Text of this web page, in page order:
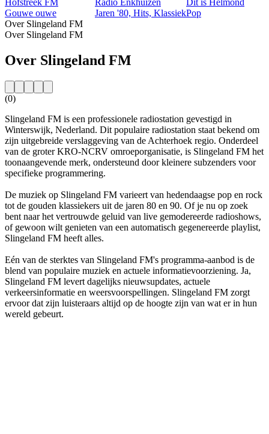
Gouwe ouwe
Jaren '80, Hits, KlassiekPop
Over Slingeland FM
Over Slingeland FM
Over Slingeland FM
(0)
Slingeland FM is een professionele radiostation gevestigd in
Winterswijk, Nederland. Dit populaire radiostation staat bekend om
zijn uitgebreide verslaggeving van de Achterhoek regio. Onderdeel
van de groter KRO-NCRV omroeporganisatie, is Slingeland FM het
toonaangevende merk, ondersteund door kleinere subzenders voor
specifieke programmering.
De muziek op Slingeland FM varieert van hedendaagse pop en rock
tot de gouden klassiekers uit de jaren 80 en 90. Of je nu op zoek
bent naar het vertrouwde geluid van live gemodereerde radioshows,
of gewoon wilt genieten van een automatisch gegenereerde playlist,
Slingeland FM heeft alles.
Eén van de sterktes van Slingeland FM's programma-aanbod is de
blend van populaire muziek en actuele informatievoorziening. Ja,
Slingeland FM levert dagelijks nieuwsupdates, actuele
verkeersinformatie en weersvoorspellingen. Slingeland FM zorgt
ervoor dat zijn luisteraars altijd op de hoogte zijn van wat er in hun
wereld gebeurt.